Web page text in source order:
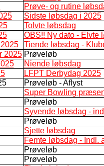
Prøve- og rutine
Sidste løbsdag i 2025
Tolvte løbsdag
OBS!! Ny dato - Elvte
Tiende løbsdag -
2025 Prøveløb
Niende løbsdag
LFPT Derbydag 2025
Prøveløb - Aflyst
Super Bowling
Prøveløb
Syvende løbsdag -
Prøveløb
Sjette løbsdag
Femte løbsdag - Indl.
Prøveløb
Prøveløb